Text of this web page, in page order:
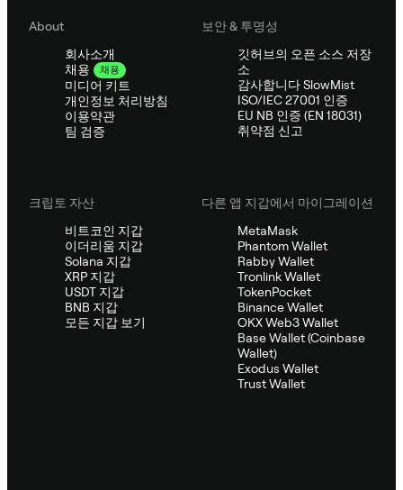
About
회사소개
채용
채용
미디어 키트
개인정보 처리방침
이용약관
팀 검증
보안 & 투명성
깃허브의 오픈 소스 저장
소
감사합니다 SlowMist
ISO/IEC 27001 인증
EU NB 인증 (EN 18031)
취약점 신고
크립토 자산
비트코인 지갑
이더리움 지갑
Solana 지갑
XRP 지갑
USDT 지갑
BNB 지갑
모든 지갑 보기
다른 앱 지갑에서 마이그레이션
MetaMask
Phantom Wallet
Rabby Wallet
Tronlink Wallet
TokenPocket
Binance Wallet
OKX Web3 Wallet
Base Wallet (Coinbase
Wallet)
Exodus Wallet
Trust Wallet